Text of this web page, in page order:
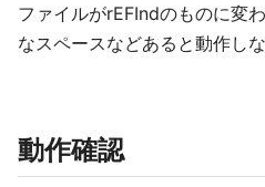
ファイルがrEFIndのものに変
なスペースなどあると動作し
動作確認